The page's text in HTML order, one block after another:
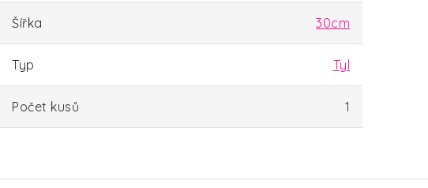
Šířka 30cm
Typ Tyl
Počet kusů 1